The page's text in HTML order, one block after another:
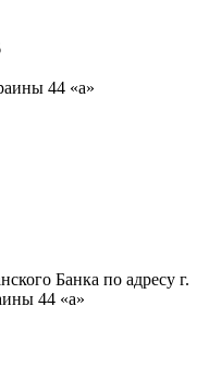
44 «а»
Банка по адресу г.
44 «а»